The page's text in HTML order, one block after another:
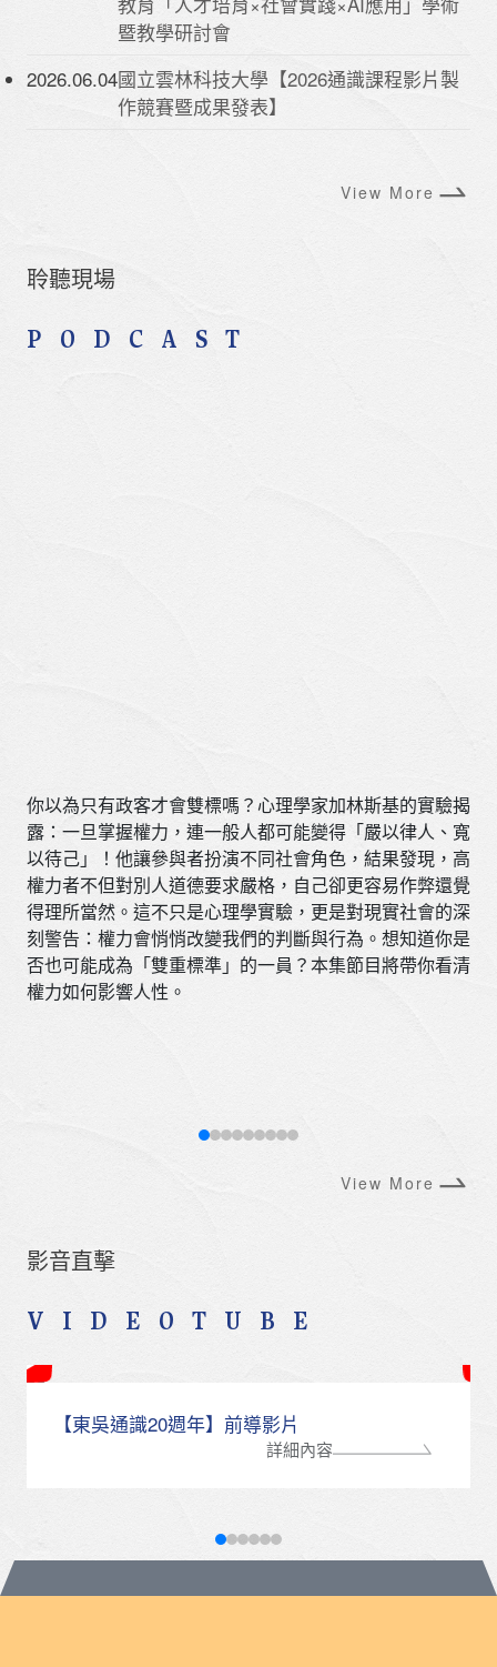
暨教學研討會
2026.06.04國立雲林科技大學【2026通識課程影片製
作競賽暨成果發表】
View More
聆聽現場
PODCAST
你以為只有政客才會雙標嗎？心理學家加林斯基的實驗揭
露：一旦掌握權力，連一般人都可能變得「嚴以律人、寬
以待己」！他讓參與者扮演不同社會角色，結果發現，高
權力者不但對別人道德要求嚴格，自己卻更容易作弊還覺
得理所當然。這不只是心理學實驗，更是對現實社會的深
刻警告：權力會悄悄改變我們的判斷與行為。想知道你是
否也可能成為「雙重標準」的一員？本集節目將帶你看清
權力如何影響人性。
View More
影音直擊
VIDEOTUBE
【東吳通識20週年】前導影片
詳細內容